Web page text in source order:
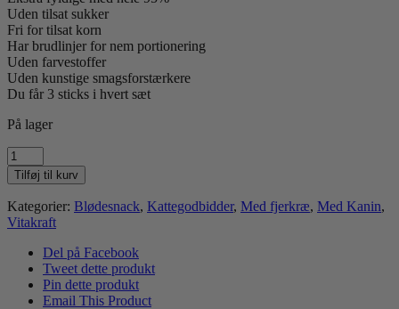
Uden tilsat sukker
Fri for tilsat korn
Har brudlinjer for nem portionering
Uden farvestoffer
Uden kunstige smagsforstærkere
Du får 3 sticks i hvert sæt
På lager
Vitakraft
Cat-
Stick
And
&
Kanin
antal
Tilføj til kurv
Kategorier: Blødesnack, Kattegodbidder, Med fjerkræ, Med Kanin,
Vitakraft
Del på Facebook
Tweet dette produkt
Pin dette produkt
Email This Product